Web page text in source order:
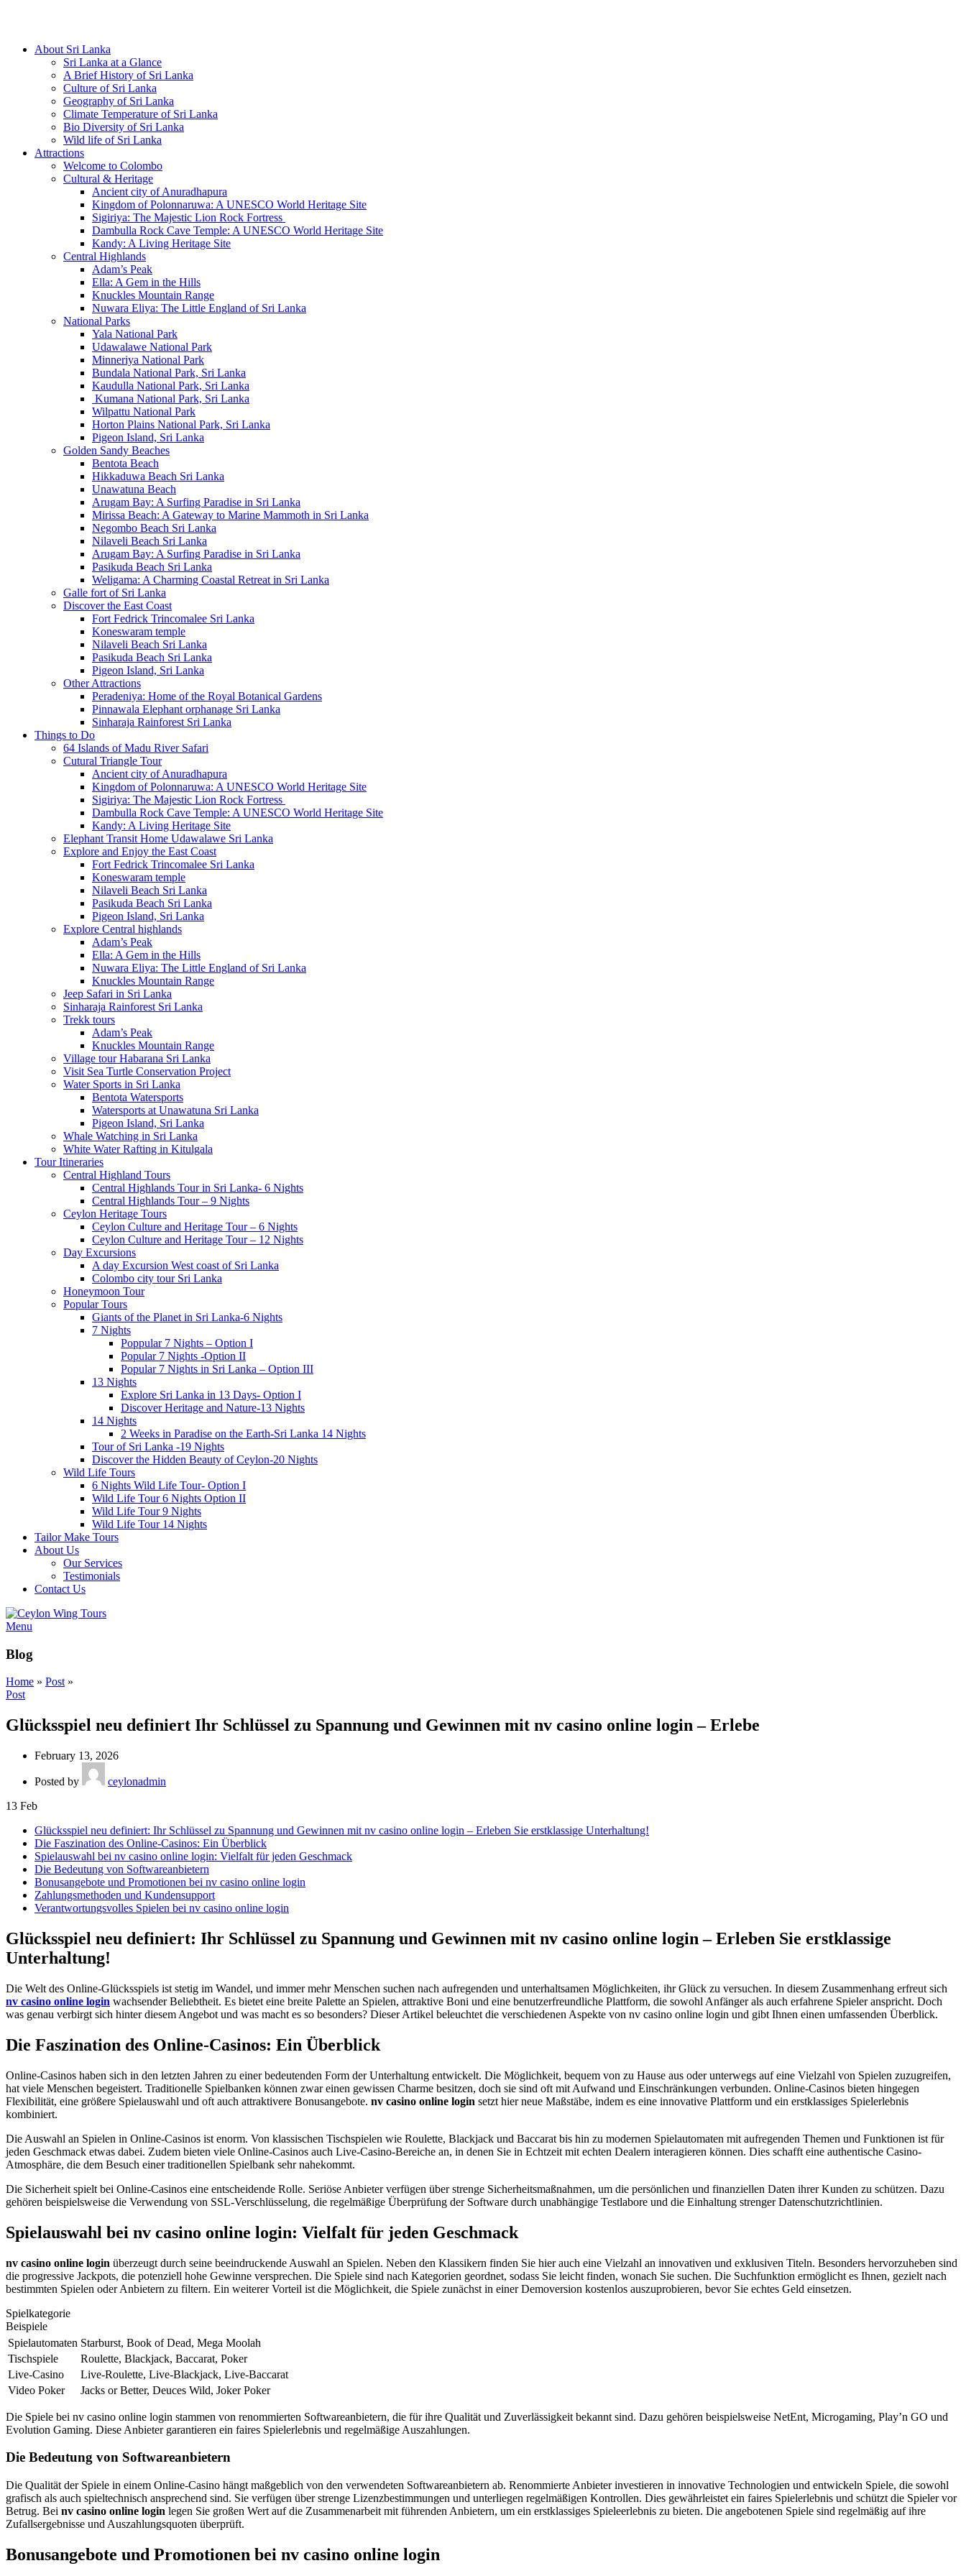
About Sri Lanka
Sri Lanka at a Glance
A Brief History of Sri Lanka
Culture of Sri Lanka
Geography of Sri Lanka
Climate Temperature of Sri Lanka
Bio Diversity of Sri Lanka
Wild life of Sri Lanka
Attractions
Welcome to Colombo
Cultural & Heritage
Ancient city of Anuradhapura
Kingdom of Polonnaruwa: A UNESCO World Heritage Site
Sigiriya: The Majestic Lion Rock Fortress
Dambulla Rock Cave Temple: A UNESCO World Heritage Site
Kandy: A Living Heritage Site
Central Highlands
Adam’s Peak
Ella: A Gem in the Hills
Knuckles Mountain Range
Nuwara Eliya: The Little England of Sri Lanka
National Parks
Yala National Park
Udawalawe National Park
Minneriya National Park
Bundala National Park, Sri Lanka
Kaudulla National Park, Sri Lanka
Kumana National Park, Sri Lanka
Wilpattu National Park
Horton Plains National Park, Sri Lanka
Pigeon Island, Sri Lanka
Golden Sandy Beaches
Bentota Beach
Hikkaduwa Beach Sri Lanka
Unawatuna Beach
Arugam Bay: A Surfing Paradise in Sri Lanka
Mirissa Beach: A Gateway to Marine Mammoth in Sri Lanka
Negombo Beach Sri Lanka
Nilaveli Beach Sri Lanka
Arugam Bay: A Surfing Paradise in Sri Lanka
Pasikuda Beach Sri Lanka
Weligama: A Charming Coastal Retreat in Sri Lanka
Galle fort of Sri Lanka
Discover the East Coast
Fort Fedrick Trincomalee Sri Lanka
Koneswaram temple
Nilaveli Beach Sri Lanka
Pasikuda Beach Sri Lanka
Pigeon Island, Sri Lanka
Other Attractions
Peradeniya: Home of the Royal Botanical Gardens
Pinnawala Elephant orphanage Sri Lanka
Sinharaja Rainforest Sri Lanka
Things to Do
64 Islands of Madu River Safari
Cutural Triangle Tour
Ancient city of Anuradhapura
Kingdom of Polonnaruwa: A UNESCO World Heritage Site
Sigiriya: The Majestic Lion Rock Fortress
Dambulla Rock Cave Temple: A UNESCO World Heritage Site
Kandy: A Living Heritage Site
Elephant Transit Home Udawalawe Sri Lanka
Explore and Enjoy the East Coast
Fort Fedrick Trincomalee Sri Lanka
Koneswaram temple
Nilaveli Beach Sri Lanka
Pasikuda Beach Sri Lanka
Pigeon Island, Sri Lanka
Explore Central highlands
Adam’s Peak
Ella: A Gem in the Hills
Nuwara Eliya: The Little England of Sri Lanka
Knuckles Mountain Range
Jeep Safari in Sri Lanka
Sinharaja Rainforest Sri Lanka
Trekk tours
Adam’s Peak
Knuckles Mountain Range
Village tour Habarana Sri Lanka
Visit Sea Turtle Conservation Project
Water Sports in Sri Lanka
Bentota Watersports
Watersports at Unawatuna Sri Lanka
Pigeon Island, Sri Lanka
Whale Watching in Sri Lanka
White Water Rafting in Kitulgala
Tour Itineraries
Central Highland Tours
Central Highlands Tour in Sri Lanka- 6 Nights
Central Highlands Tour – 9 Nights
Ceylon Heritage Tours
Ceylon Culture and Heritage Tour – 6 Nights
Ceylon Culture and Heritage Tour – 12 Nights
Day Excursions
A day Excursion West coast of Sri Lanka
Colombo city tour Sri Lanka
Honeymoon Tour
Popular Tours
Giants of the Planet in Sri Lanka-6 Nights
7 Nights
Poppular 7 Nights – Option I
Popular 7 Nights -Option II
Popular 7 Nights in Sri Lanka – Option III
13 Nights
Explore Sri Lanka in 13 Days- Option I
Discover Heritage and Nature-13 Nights
14 Nights
2 Weeks in Paradise on the Earth-Sri Lanka 14 Nights
Tour of Sri Lanka -19 Nights
Discover the Hidden Beauty of Ceylon-20 Nights
Wild Life Tours
6 Nights Wild Life Tour- Option I
Wild Life Tour 6 Nights Option II
Wild Life Tour 9 Nights
Wild Life Tour 14 Nights
Tailor Make Tours
About Us
Our Services
Testimonials
Contact Us
Menu
Blog
Home » Post»
Post
Glücksspiel neu definiert Ihr Schlüssel zu Spannung und Gewinnen mit nv casino online login – Erlebe
February 13, 2026
Posted by
ceylonadmin
13 Feb
Glücksspiel neu definiert: Ihr Schlüssel zu Spannung und Gewinnen mit nv casino online login – Erleben Sie erstklassige Unterhaltung!
Die Faszination des Online-Casinos: Ein Überblick
Spielauswahl bei nv casino online login: Vielfalt für jeden Geschmack
Die Bedeutung von Softwareanbietern
Bonusangebote und Promotionen bei nv casino online login
Zahlungsmethoden und Kundensupport
Verantwortungsvolles Spielen bei nv casino online login
Glücksspiel neu definiert: Ihr Schlüssel zu Spannung und Gewinnen mit nv casino online login – Erleben Sie erstklassige
Unterhaltung!
Die Welt des Online-Glücksspiels ist stetig im Wandel, und immer mehr Menschen suchen nach aufregenden und unterhaltsamen Möglichkeiten, ihr Glück zu versuchen. In diesem Zusammenhang erfreut sich
nv casino online login wachsender Beliebtheit. Es bietet eine breite Palette an Spielen, attraktive Boni und eine benutzerfreundliche Plattform, die sowohl Anfänger als auch erfahrene Spieler anspricht. Doch
was genau verbirgt sich hinter diesem Angebot und was macht es so besonders? Dieser Artikel beleuchtet die verschiedenen Aspekte von nv casino online login und gibt Ihnen einen umfassenden Überblick.
Die Faszination des Online-Casinos: Ein Überblick
Online-Casinos haben sich in den letzten Jahren zu einer bedeutenden Form der Unterhaltung entwickelt. Die Möglichkeit, bequem von zu Hause aus oder unterwegs auf eine Vielzahl von Spielen zuzugreifen,
hat viele Menschen begeistert. Traditionelle Spielbanken können zwar einen gewissen Charme besitzen, doch sie sind oft mit Aufwand und Einschränkungen verbunden. Online-Casinos bieten hingegen
Flexibilität, eine größere Spielauswahl und oft auch attraktivere Bonusangebote. nv casino online login setzt hier neue Maßstäbe, indem es eine innovative Plattform und ein erstklassiges Spielerlebnis
kombiniert.
Die Auswahl an Spielen in Online-Casinos ist enorm. Von klassischen Tischspielen wie Roulette, Blackjack und Baccarat bis hin zu modernen Spielautomaten mit aufregenden Themen und Funktionen ist für
jeden Geschmack etwas dabei. Zudem bieten viele Online-Casinos auch Live-Casino-Bereiche an, in denen Sie in Echtzeit mit echten Dealern interagieren können. Dies schafft eine authentische Casino-
Atmosphäre, die dem Besuch einer traditionellen Spielbank sehr nahekommt.
Die Sicherheit spielt bei Online-Casinos eine entscheidende Rolle. Seriöse Anbieter verfügen über strenge Sicherheitsmaßnahmen, um die persönlichen und finanziellen Daten ihrer Kunden zu schützen. Dazu
gehören beispielsweise die Verwendung von SSL-Verschlüsselung, die regelmäßige Überprüfung der Software durch unabhängige Testlabore und die Einhaltung strenger Datenschutzrichtlinien.
Spielauswahl bei nv casino online login: Vielfalt für jeden Geschmack
nv casino online login überzeugt durch seine beeindruckende Auswahl an Spielen. Neben den Klassikern finden Sie hier auch eine Vielzahl an innovativen und exklusiven Titeln. Besonders hervorzuheben sind
die progressive Jackpots, die potenziell hohe Gewinne versprechen. Die Spiele sind nach Kategorien geordnet, sodass Sie leicht finden, wonach Sie suchen. Die Suchfunktion ermöglicht es Ihnen, gezielt nach
bestimmten Spielen oder Anbietern zu filtern. Ein weiterer Vorteil ist die Möglichkeit, die Spiele zunächst in einer Demoversion kostenlos auszuprobieren, bevor Sie echtes Geld einsetzen.
Spielkategorie
Beispiele
Spielautomaten Starburst, Book of Dead, Mega Moolah
Tischspiele
Roulette, Blackjack, Baccarat, Poker
Live-Casino
Live-Roulette, Live-Blackjack, Live-Baccarat
Video Poker
Jacks or Better, Deuces Wild, Joker Poker
Die Spiele bei nv casino online login stammen von renommierten Softwareanbietern, die für ihre Qualität und Zuverlässigkeit bekannt sind. Dazu gehören beispielsweise NetEnt, Microgaming, Play’n GO und
Evolution Gaming. Diese Anbieter garantieren ein faires Spielerlebnis und regelmäßige Auszahlungen.
Die Bedeutung von Softwareanbietern
Die Qualität der Spiele in einem Online-Casino hängt maßgeblich von den verwendeten Softwareanbietern ab. Renommierte Anbieter investieren in innovative Technologien und entwickeln Spiele, die sowohl
grafisch als auch spieltechnisch ansprechend sind. Sie verfügen über strenge Lizenzbestimmungen und unterliegen regelmäßigen Kontrollen. Dies gewährleistet ein faires Spielerlebnis und schützt die Spieler vor
Betrug. Bei nv casino online login legen Sie großen Wert auf die Zusammenarbeit mit führenden Anbietern, um ein erstklassiges Spieleerlebnis zu bieten. Die angebotenen Spiele sind regelmäßig auf ihre
Zufallsergebnisse und Auszahlungsquoten überprüft.
Bonusangebote und Promotionen bei nv casino online login